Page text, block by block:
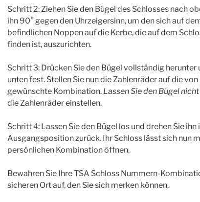
Schritt 2: Ziehen Sie den Bügel des Schlosses nach
ihn 90° gegen den Uhrzeigersinn, um den sich auf
befindlichen Noppen auf die Kerbe, die auf dem
finden ist, auszurichten.
Schritt 3: Drücken Sie den Bügel vollständig herunter
unten fest. Stellen Sie nun die Zahlenräder auf die von
gewünschte Kombination. Lassen Sie den Bügel
die Zahlenräder einstellen.
Schritt 4: Lassen Sie den Bügel los und drehen Sie ihn
Ausgangsposition zurück. Ihr Schloss lässt sich nun
persönlichen Kombination öffnen.
Bewahren Sie Ihre TSA Schloss Nummern-
sicheren Ort auf, den Sie sich merken können.